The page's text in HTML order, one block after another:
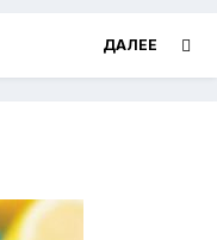
ДАЛЕЕ